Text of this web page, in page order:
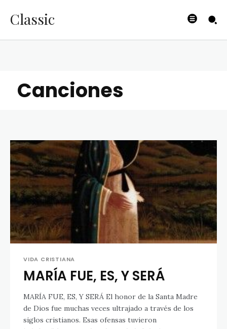
Classic
Canciones
VIDA CRISTIANA
MARÍA FUE, ES, Y SERÁ
MARÍA FUE, ES, Y SERÁ El honor de la Santa Madre
de Dios fue muchas veces ultrajado a través de los
siglos cristianos. Esas ofensas tuvieron